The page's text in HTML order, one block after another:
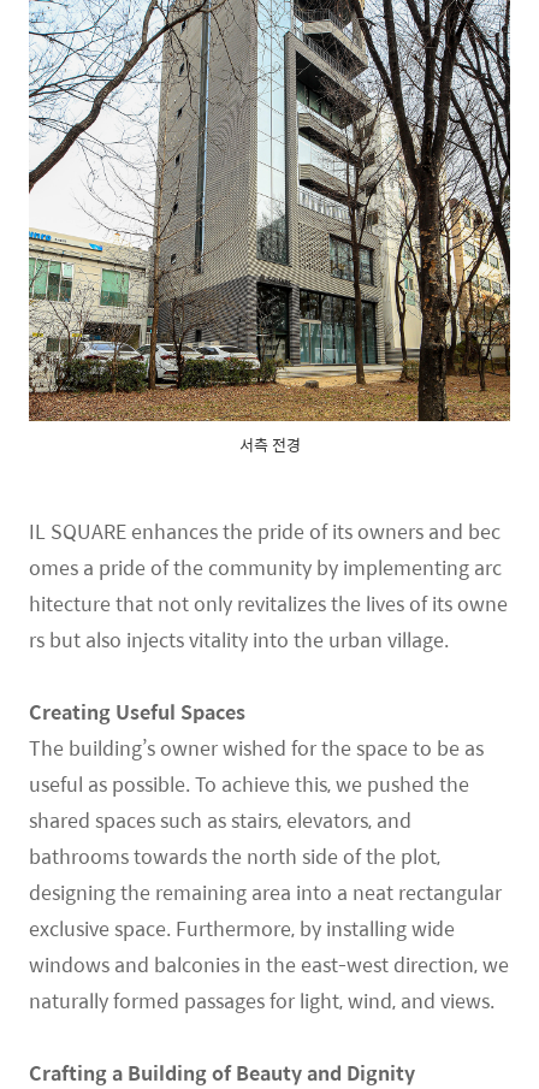
서측 전경
IL SQUARE enhances the pride of its owners and bec
omes a pride of the community by implementing arc
hitecture that not only revitalizes the lives of its owne
rs but also injects vitality into the urban village.
Creating Useful Spaces
The building’s owner wished for the space to be as
useful as possible. To achieve this, we pushed the
shared spaces such as stairs, elevators, and
bathrooms towards the north side of the plot,
designing the remaining area into a neat rectangular
exclusive space. Furthermore, by installing wide
windows and balconies in the east-west direction, we
naturally formed passages for light, wind, and views.
Crafting a Building of Beauty and Dignity